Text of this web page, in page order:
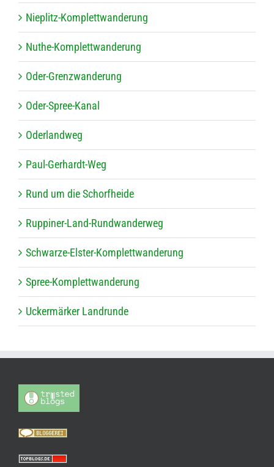
Nie­plitz-Kom­plett­wan­de­rung
Nuthe-Kom­plett­wan­de­rung
Oder-Grenz­wan­de­rung
Oder-Spree-Kanal
Oder­land­weg
Paul-Ger­hardt-Weg
Rund um die Schorfheide
Rup­pi­ner-Land-Rund­wan­der­weg
Schwarze-Els­ter-Kom­plett­wan­de­rung
Spree-Kom­plett­wan­de­rung
Ucker­mär­ker Landrunde